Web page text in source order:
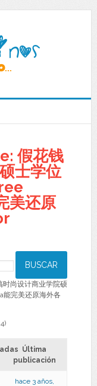
假花钱
士学位
美还原
尚设计商业学院硕
能完美还原海外各
Última
publicación
hace 3 años,